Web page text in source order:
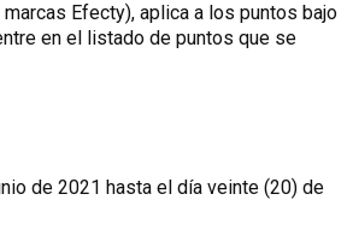
Efecty), aplica a los puntos bajo
en el listado de puntos que se
de 2021 hasta el día veinte (20) de